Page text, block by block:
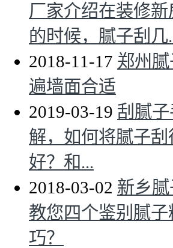
厂家介绍在装修新
的时候，腻子刮几
2018-11-17 郑州
遍墙面合适
2019-03-19 刮腻子
解，如何将腻子刮
好？和...
2018-03-02 新乡
教您四个鉴别腻子
巧？